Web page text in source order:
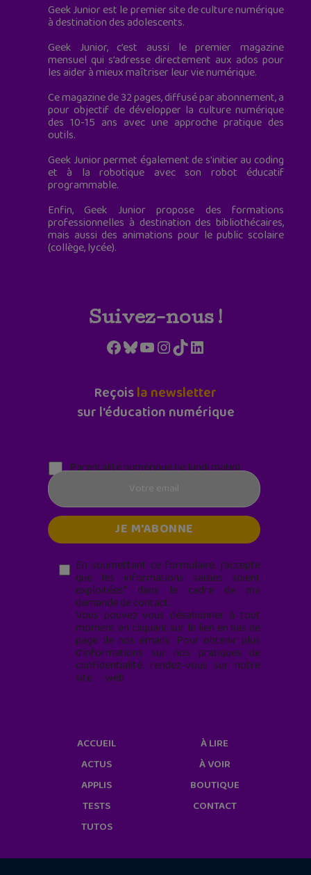
Geek Junior est le premier site de culture numérique
à destination des adolescents.
Geek Junior, c’est aussi le premier magazine
mensuel qui s’adresse directement aux ados pour
les aider à mieux maîtriser leur vie numérique.
Ce magazine de 32 pages, diffusé par abonnement, a
pour objectif de développer la culture numérique
des 10-15 ans avec une approche pratique des
outils.
Geek Junior permet également de s'initier au coding
et à la robotique avec son robot éducatif
programmable.
Enfin, Geek Junior propose des formations
professionnelles à destination des bibliothécaires,
mais aussi des animations pour le public scolaire
(collège, lycée).
Suivez-nous !
Facebook
Bluesky
YouTube
Instagram
TikTokLinkedIn
Reçoisla newsletter
sur l'éducation numérique
Parentalité numérique (le lundi matin)
En soumettant ce formulaire, j’accepte
que les informations saisies soient
exploitées* dans le cadre de ma
demande de contact.
Vous pouvez vous désabonner à tout
moment en cliquant sur le lien en bas de
page de nos emails. Pour obtenir plus
d'informations sur nos pratiques de
confidentialité, rendez-vous sur notre
site web
ACCUEIL
ACTUS
APPLIS
TESTS
TUTOS
À LIRE
À VOIR
BOUTIQUE
CONTACT